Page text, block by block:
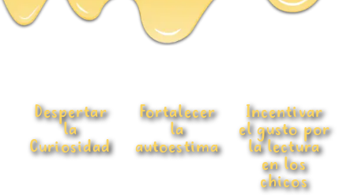
Despertar
la
Curiosidad
Fortalecer
la
autoestima
Incentivar
el gusto por
la lectura
en los
chicos